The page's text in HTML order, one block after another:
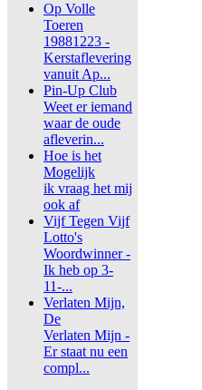
Op Volle
Toeren
19881223 -
Kerstaflevering
vanuit Ap...
Pin-Up Club
Weet er iemand
waar de oude
afleverin...
Hoe is het
Mogelijk
ik vraag het mij
ook af
Vijf Tegen Vijf
Lotto's
Woordwinner -
Ik heb op 3-
11-...
Verlaten Mijn,
De
Verlaten Mijn -
Er staat nu een
compl...